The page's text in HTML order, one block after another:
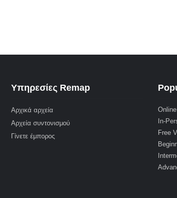
Υπηρεσίες Remap
Αρχικά αρχεία
Αρχεία συντονισμού
Γίνετε έμπορος
In-
Free